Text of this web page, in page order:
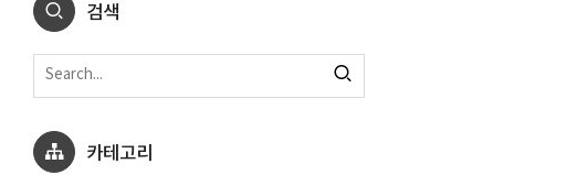
검색
카테고리